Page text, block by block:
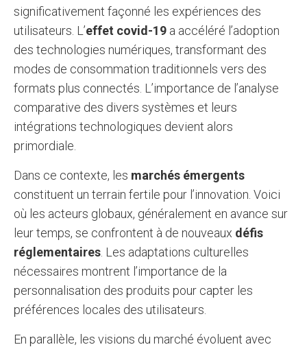
significativement façonné les expériences des
utilisateurs. L’effet covid-19 a accéléré l’adoption
des technologies numériques, transformant des
modes de consommation traditionnels vers des
formats plus connectés. L’importance de l’analyse
comparative des divers systèmes et leurs
intégrations technologiques devient alors
primordiale.
Dans ce contexte, les marchés émergents
constituent un terrain fertile pour l’innovation. Voici
où les acteurs globaux, généralement en avance sur
leur temps, se confrontent à de nouveaux défis
réglementaires . Les adaptations culturelles
nécessaires montrent l’importance de la
personnalisation des produits pour capter les
préférences locales des utilisateurs.
En parallèle, les visions du marché évoluent avec